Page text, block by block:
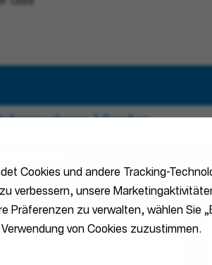
Cookies und andere Tracking-
verbessern, unsere
Präferenzen zu verwalten, wählen Sie
von Cookies zuzustimmen.
könnten
f/d)